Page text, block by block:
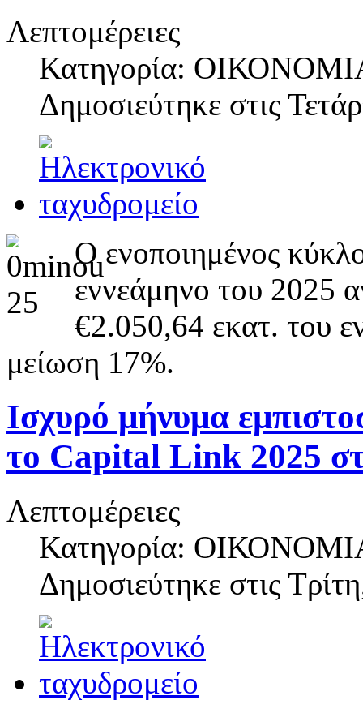
Λεπτομέρειες
Κατηγορία:
Δημοσιεύτηκε στις
Ο ενοποιημένος
εννεάμηνο του 2025
€2.050,64 εκατ. του
μείωση 17%.
Ισχυρό μήνυμα
το Capital Link 2025
Λεπτομέρειες
Κατηγορία:
Δημοσιεύτηκε στις